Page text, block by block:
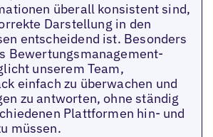
überall konsistent sind,
Darstellung in den
entscheidend ist. Besonders
Bewertungsmanagement-
unserem Team,
einfach zu überwachen und
zu antworten, ohne ständig
Plattformen hin- und
müssen.